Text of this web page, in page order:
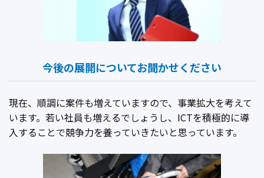
今後の展開についてお聞かせください
現在、順調に案件も増えていますので、事業拡大を考えて
います。若い社員も増えるでしょうし、ICTを積極的に導
入することで競争力を養っていきたいと思っています。